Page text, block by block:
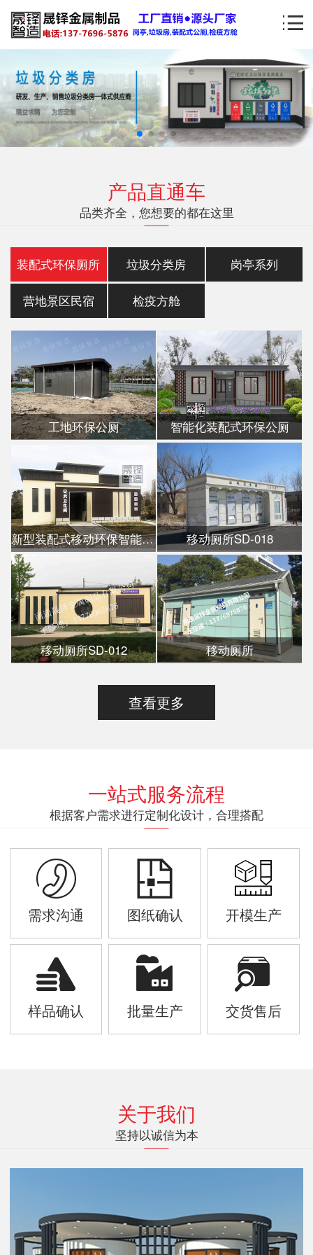
产品直通车
品类齐全，您想要的都在这里
装配式环保厕所 垃圾分类房 岗亭系列
营地景区民宿 检疫方舱
工地环保公厕 智能化装配式环保公厕
新型装配式移动环保智能公厕 移动厕所SD-018
移动厕所SD-012 移动厕所
查看更多
一站式服务流程
根据客户需求进行定制化设计，合理搭配
需求沟通 图纸确认 开模生产
样品确认 批量生产 交货售后
关于我们
坚持以诚信为本